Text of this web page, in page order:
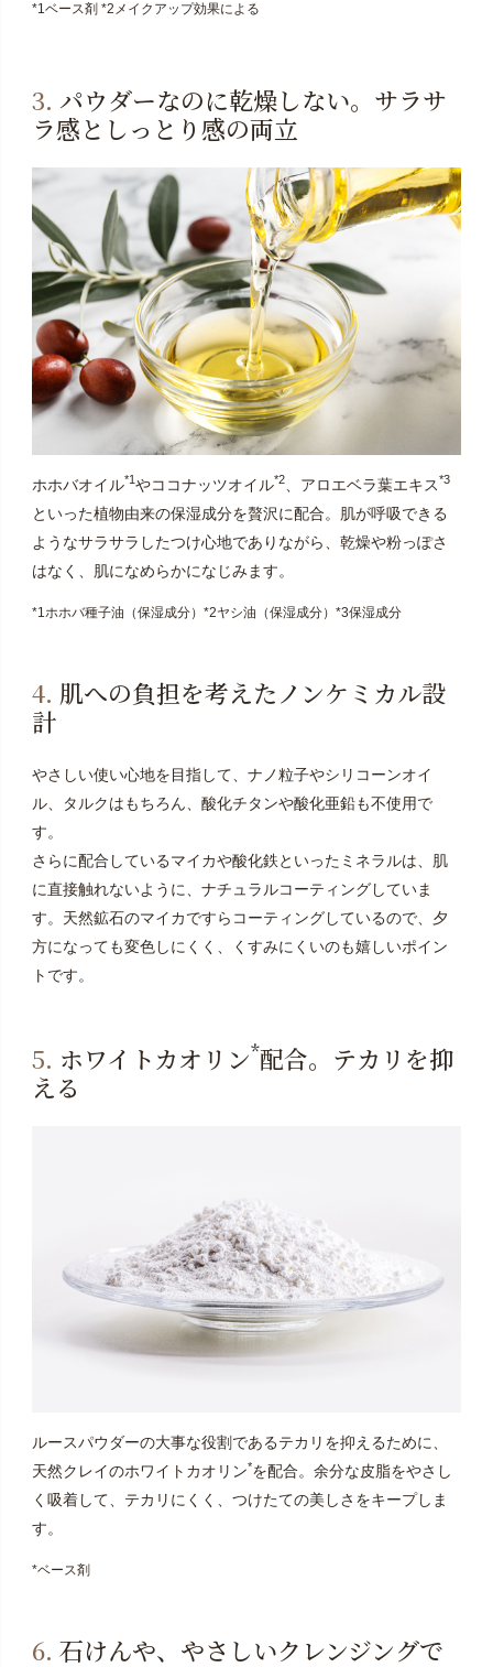
*1ベース剤 *2メイクアップ効果による
3. パウダーなのに乾燥しない。サラサ
ラ感としっとり感の両立
ホホバオイル*1 やココナッツオイル*2、アロエベラ葉エキス*3
といった植物由来の保湿成分を贅沢に配合。肌が呼吸できる
ようなサラサラしたつけ心地でありながら、乾燥や粉っぽさ
はなく、肌になめらかになじみます。
*1ホホバ種子油（保湿成分）*2ヤシ油（保湿成分）*3保湿成分
4. 肌への負担を考えたノンケミカル設
計
やさしい使い心地を目指して、ナノ粒子やシリコーンオイ
ル、タルクはもちろん、酸化チタンや酸化亜鉛も不使用で
す。
さらに配合しているマイカや酸化鉄といったミネラルは、肌
に直接触れないように、ナチュラルコーティングしていま
す。天然鉱石のマイカですらコーティングしているので、夕
方になっても変色しにくく、くすみにくいのも嬉しいポイン
トです。
5. ホワイトカオリン*配合。テカリを抑
える
ルースパウダーの大事な役割であるテカリを抑えるために、
天然クレイのホワイトカオリン*を配合。余分な皮脂をやさし
く吸着して、テカリにくく、つけたての美しさをキープしま
す。
*ベース剤
6. 石けんや、やさしいクレンジングで